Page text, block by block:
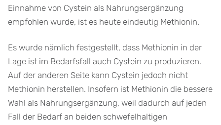
Einnahme von Cystein als Nahrungsergänzung
empfohlen wurde, ist es heute eindeutig Methionin.
Es wurde nämlich festgestellt, dass Methionin in der
Lage ist im Bedarfsfall auch Cystein zu produzieren.
Auf der anderen Seite kann Cystein jedoch nicht
Methionin herstellen. Insofern ist Methionin die bessere
Wahl als Nahrungsergänzung, weil dadurch auf jeden
Fall der Bedarf an beiden schwefelhaltigen